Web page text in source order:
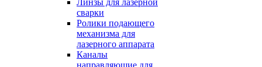
Линзы для лазерной
сварки
Ролики подающего
механизма для
лазерного аппарата
Каналы
направляющие для